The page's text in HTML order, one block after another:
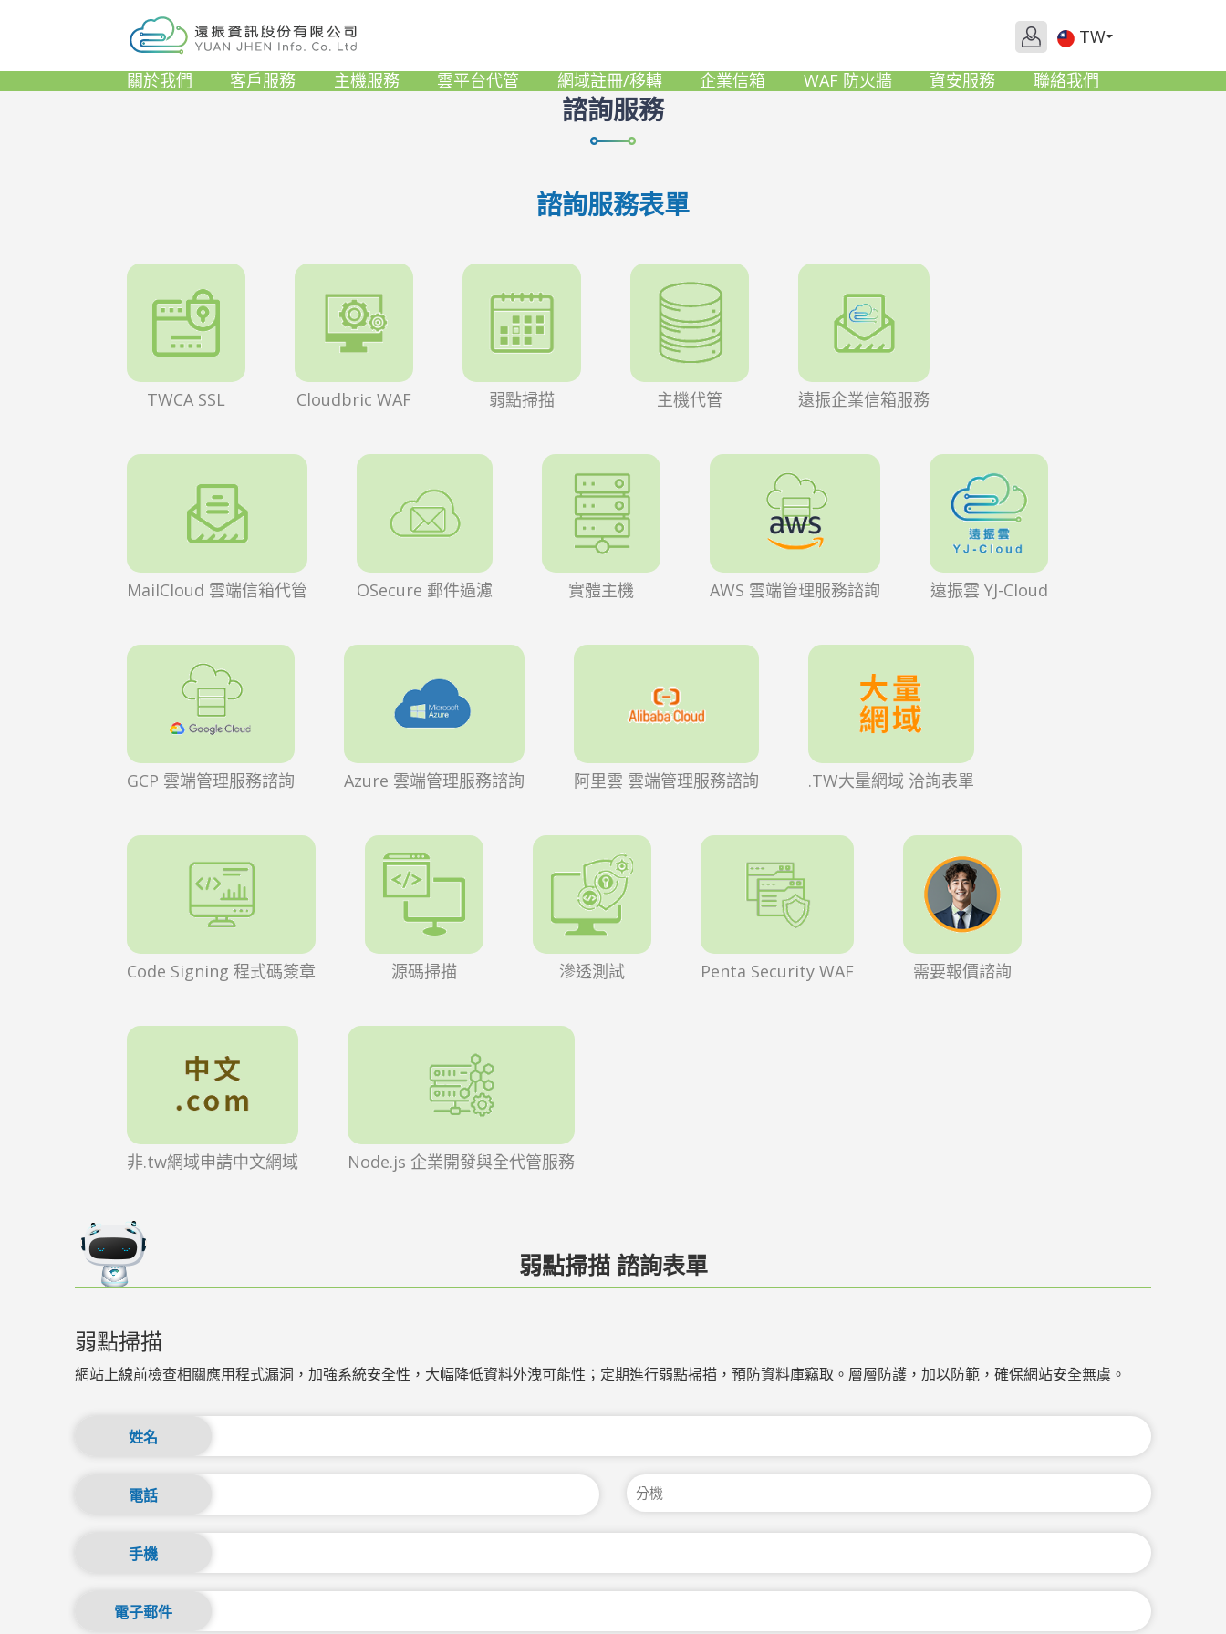
TW
關於我們 客戶服務 主機服務 雲平台代管 網域註冊/移轉 企業信箱 WAF 防火牆 資安服務 聯絡我們
諮詢服務
諮詢服務表單
TWCA SSL Cloudbric WAF 弱點掃描 主機代管 遠振企業信箱服務
MailCloud 雲端信箱代管 OSecure 郵件過濾 實體主機 AWS 雲端管理服務諮詢 遠振雲 YJ-Cloud
GCP 雲端管理服務諮詢 Azure 雲端管理服務諮詢 阿里雲 雲端管理服務諮詢 .TW大量網域 洽詢表單
Code Signing 程式碼簽章 源碼掃描 滲透測試 Penta Security WAF 需要報價諮詢
非.tw網域申請中文網域 Node.js 企業開發與全代管服務
弱點掃描 諮詢表單
弱點掃描
網站上線前檢查相關應用程式漏洞，加強系統安全性，大幅降低資料外洩可能性；定期進行弱點掃描，預防資料庫竊取。層層防護，加以防範，確保網站安全無虞。
姓名
電話
手機
電子郵件